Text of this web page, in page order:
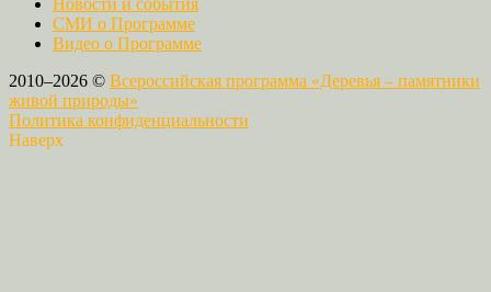
СМИ о Программе
Видео о Программе
2010–2026 © Всероссийская программа «Деревья – памятники
живой природы»
Политика конфиденциальности
Наверх